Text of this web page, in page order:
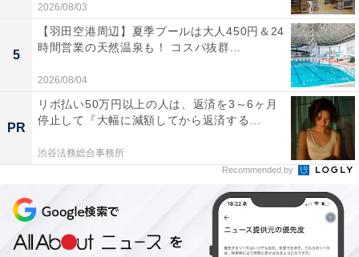
2026/08/03
5
【羽田空港周辺】夏季プールは大人450円＆24
時間営業の天然温泉も！ コスパ抜群...
2026/08/04
PR
リボ払い50万円以上の人は、返済を3～6ヶ月
停止して『大幅に減額してから返済する...
渋谷法務総合事務所
Recommended by